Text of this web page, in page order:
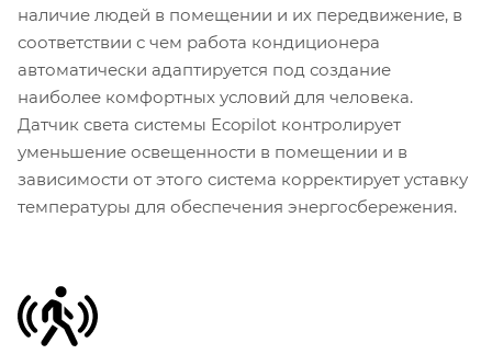
наличие людей в помещении и их передвижение, в
соответствии с чем работа кондиционера
автоматически адаптируется под создание
наиболее комфортных условий для человека.
Датчик света системы Ecopilot контролирует
уменьшение освещенности в помещении и в
зависимости от этого система корректирует уставку
температуры для обеспечения энергосбережения.